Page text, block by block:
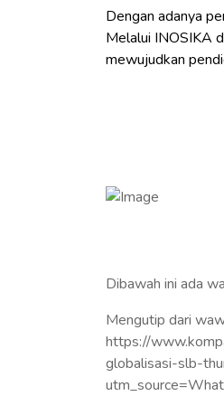
Dengan adanya
Melalui INOSIKA
mewujudkan
Dibawah ini ada
Mengutip dari
https://
globalisasi-slb-